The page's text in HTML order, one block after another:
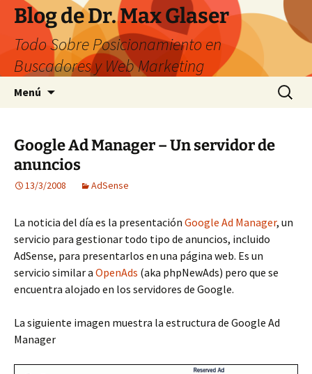
Saltar
contenido
Blog de Dr. Max Glaser
Todo Sobre Posicionamiento en
Buscadores y Web Marketing
Menú Buscar:
Google Ad Manager – Un servidor de
anuncios
13/3/2008 AdSense
La noticia del día es la presentación Google Ad Manager, un
servicio para gestionar todo tipo de anuncios, incluido
AdSense, para presentarlos en una página web. Es un
servicio similar a OpenAds (aka phpNewAds) pero que se
encuentra alojado en los servidores de Google.
La siguiente imagen muestra la estructura de Google Ad
Manager